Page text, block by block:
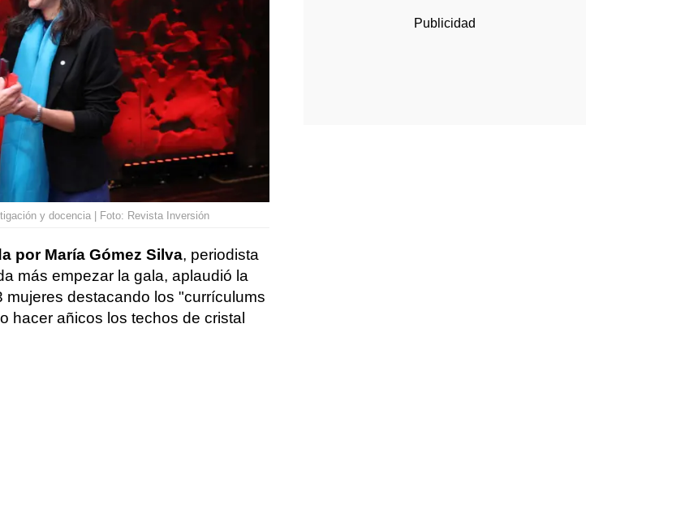
y docencia | Foto: Revista Inversión
por María Gómez Silva, periodista
más empezar la gala, aplaudió la
destacando los "currículums
hacer añicos los techos de cristal